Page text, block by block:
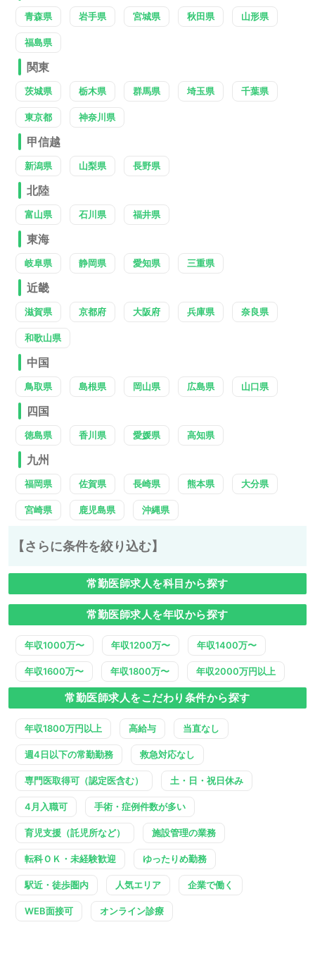
青森県 岩手県 宮城県 秋田県 山形県
福島県
関東
茨城県 栃木県 群馬県 埼玉県 千葉県
東京都 神奈川県
甲信越
新潟県 山梨県 長野県
北陸
富山県 石川県 福井県
東海
岐阜県 静岡県 愛知県 三重県
近畿
滋賀県 京都府 大阪府 兵庫県 奈良県
和歌山県
中国
鳥取県 島根県 岡山県 広島県 山口県
四国
徳島県 香川県 愛媛県 高知県
九州
福岡県 佐賀県 長崎県 熊本県 大分県
宮崎県 鹿児島県 沖縄県
【さらに条件を絞り込む】
常勤医師求人を科目から探す
常勤医師求人を年収から探す
年収1000万〜 年収1200万〜 年収1400万〜
年収1600万〜 年収1800万〜 年収2000万円以上
常勤医師求人をこだわり条件から探す
年収1800万円以上 高給与 当直なし
週4日以下の常勤勤務 救急対応なし
専門医取得可（認定医含む） 土・日・祝日休み
4月入職可 手術・症例件数が多い
育児支援（託児所など） 施設管理の業務
転科ＯＫ・未経験歓迎 ゆったりめ勤務
駅近・徒歩圏内 人気エリア 企業で働く
WEB面接可 オンライン診療